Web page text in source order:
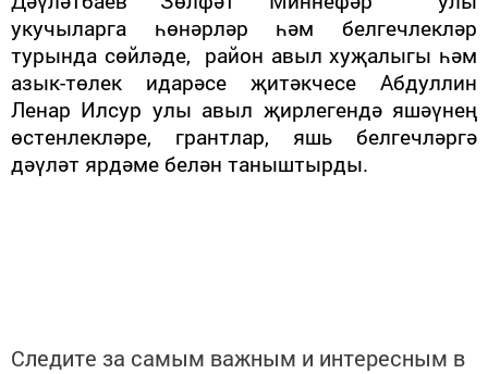
укучыларга һөнәрләр һәм белгечлекләр
турында сөйләде, район авыл хуҗалыгы һәм
азык-төлек идарәсе җитәкчесе Абдуллин
Ленар Илсур улы авыл җирлегендә яшәүнең
өстенлекләре, грантлар, яшь белгечләргә
дәүләт ярдәме белән таныштырды.
Следите за самым важным и интересным в